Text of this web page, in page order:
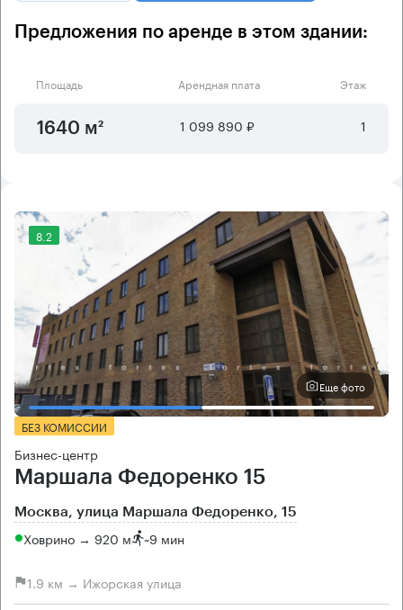
Предложения по аренде в этом здании:
Площадь Арендная плата Этаж
1640 м² 1 099 890 ₽ 1
8.2
Еще фото
БЕЗ КОМИССИИ
Бизнес-центр
Маршала Федоренко 15
Москва, улица Маршала Федоренко, 15
Ховрино → 920 м ~9 мин
1.9 км → Ижорская улица